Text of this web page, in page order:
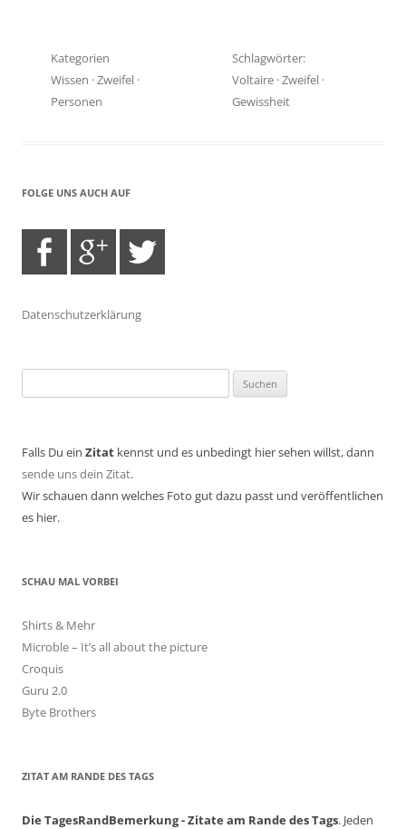
Kategorien
Wissen ·Zweifel ·
Personen
Schlagwörter:
Voltaire ·Zweifel ·
Gewissheit
FOLGE UNS AUCH AUF
Datenschutzerklärung
nach:
Falls Du ein Zitat kennst und es unbedingt hier sehen willst, dann
sende uns dein Zitat.
Wir schauen dann welches Foto gut dazu passt und veröffentlichen
es hier.
SCHAU MAL VORBEI
Shirts & Mehr
Microble – It’s all about the picture
Croquis
Guru 2.0
Byte Brothers
ZITAT AM RANDE DES TAGS
Die TagesRandBemerkung - Zitate am Rande des Tags. Jeden